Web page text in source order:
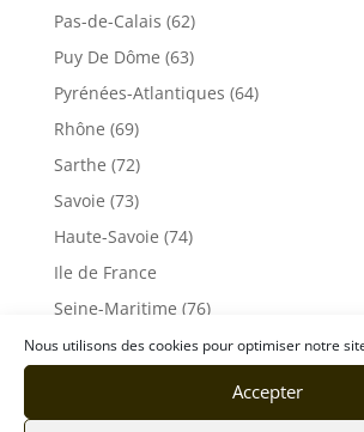
Nous utilisons des cookies pour optimiser notre
Accepter
Pas-de-Calais (62)
Puy De Dôme (63)
Pyrénées-Atlantiques (64)
Rhône (69)
Sarthe (72)
Savoie (73)
Haute-Savoie (74)
Ile de France
Seine-Maritime (76)
Seine et Marne (77)
Tarn (81)